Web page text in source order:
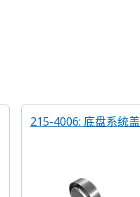
215-4006: 底盘系统盖